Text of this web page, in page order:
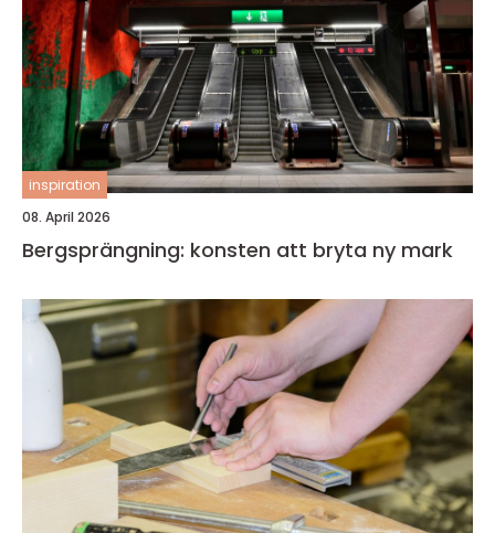
inspiration
08. April 2026
Bergsprängning: konsten att bryta ny mark